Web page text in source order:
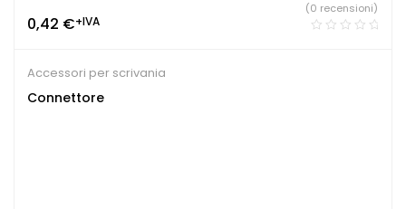
0,42 €+IVA
(0 recensioni)
Accessori per scrivania
Connettore